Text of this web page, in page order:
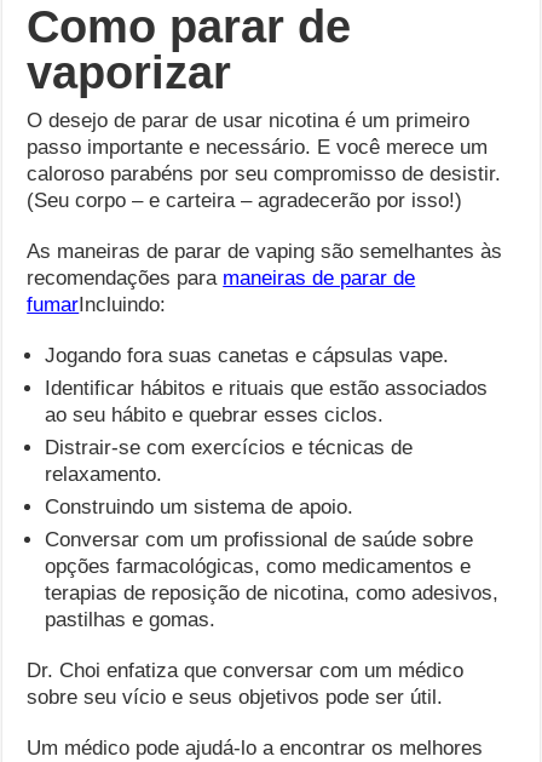
Como parar de
vaporizar
O desejo de parar de usar nicotina é um primeiro
passo importante e necessário. E você merece um
caloroso parabéns por seu compromisso de desistir.
(Seu corpo – e carteira – agradecerão por isso!)
As maneiras de parar de vaping são semelhantes às
recomendações para maneiras de parar de
fumar Incluindo:
Jogando fora suas canetas e cápsulas vape.
Identificar hábitos e rituais que estão associados
ao seu hábito e quebrar esses ciclos.
Distrair-se com exercícios e técnicas de
relaxamento.
Construindo um sistema de apoio.
Conversar com um profissional de saúde sobre
opções farmacológicas, como medicamentos e
terapias de reposição de nicotina, como adesivos,
pastilhas e gomas.
Dr. Choi enfatiza que conversar com um médico
sobre seu vício e seus objetivos pode ser útil.
Um médico pode ajudá-lo a encontrar os melhores